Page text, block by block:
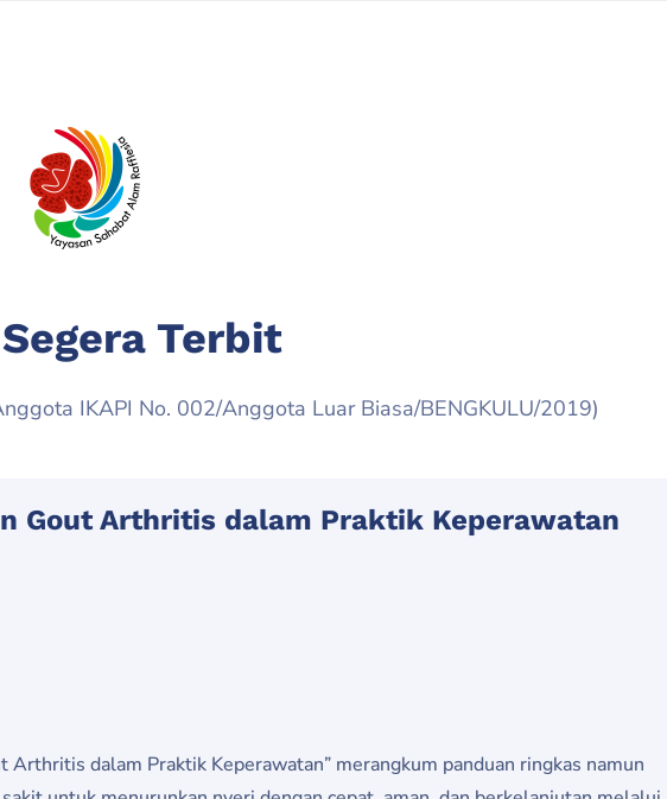
Terbit
IKAPI No. 002/Anggota Luar Biasa/BENGKULU/2019)
Gout Arthritis dalam Praktik Keperawatan
Arthritis dalam Praktik Keperawatan” merangkum panduan ringkas namun